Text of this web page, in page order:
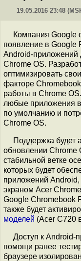
19.05.2016 23:48
Компания Google
появление в Google
Android-приложений
Chrome OS.
оптимизировать
факторе
работы в Chrome
любые приложения в
по умолчанию и
Chrome OS.
Поддержка будет
обновлении Chrome
стабильной ветке
которых будет
приложений
экраном Acer
Google Chromebook
также будет
моделей (Acer C720
Доступ к Android-
помощи ранее
браузере